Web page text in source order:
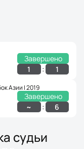
Завершено
1 : 1
Азии | 2019
Завершено
~ : 6
судьи